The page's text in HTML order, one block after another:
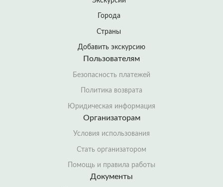
Города
Страны
Добавить экскурсию
Пользователям
Безопасность платежей
Политика возврата
Юридическая информация
Организаторам
Условия использования
Стать организатором
Помощь и правила работы
Документы